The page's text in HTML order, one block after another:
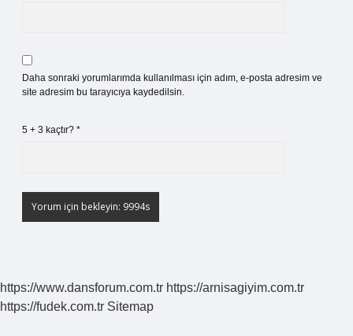
Daha sonraki yorumlarımda kullanılması için adım, e-posta adresim ve
site adresim bu tarayıcıya kaydedilsin.
5 + 3 kaçtır? *
https://www.dansforum.com.tr https://arnisagiyim.com.tr
https://fudek.com.tr Sitemap